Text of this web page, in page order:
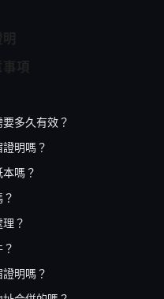
多久有效？
明嗎？
嗎？
？
明嗎？